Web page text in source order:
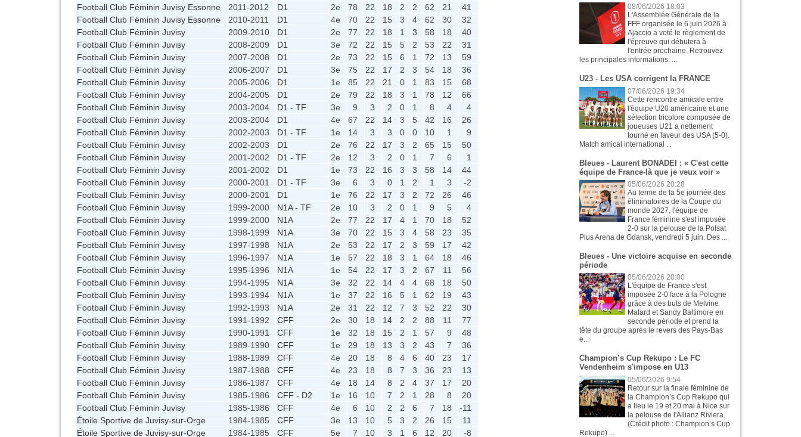
Football Club Féminin Juvisy Essonne
2011-2012 D1 2e 78 22 18 2 2 62 21
41
Football Club Féminin Juvisy Essonne
2010-2011 D1 4e 70 22 15 3 4 62 30
32
Football Club Féminin Juvisy
2009-2010 D1 2e 77 22 18 1 3 58 18
40
Football Club Féminin Juvisy
2008-2009 D1 3e 72 22 15 5 2 53 22
31
Football Club Féminin Juvisy
2007-2008 D1 2e 73 22 15 6 1 72 13
59
Football Club Féminin Juvisy
2006-2007 D1 3e 75 22 17 2 3 54 18
36
Football Club Féminin Juvisy
2005-2006 D1 1e 85 22 21 0 1 83 15
68
Football Club Féminin Juvisy
2004-2005 D1 2e 79 22 18 3 1 78 12
66
Football Club Féminin Juvisy
2003-2004 D1 - TF 3e 9 3 2 0 1 8 4
4
Football Club Féminin Juvisy
2003-2004 D1 4e 67 22 14 3 5 42 16
26
Football Club Féminin Juvisy
2002-2003 D1 - TF 1e 14 3 3 0 0 10 1
9
Football Club Féminin Juvisy
2002-2003 D1 2e 76 22 17 3 2 65 15
50
Football Club Féminin Juvisy
2001-2002 D1 - TF 2e 12 3 2 0 1 7 6
1
Football Club Féminin Juvisy
2001-2002 D1 1e 73 22 16 3 3 58 14
44
Football Club Féminin Juvisy
2000-2001 D1 - TF 3e 6 3 0 1 2 1 3
-2
Football Club Féminin Juvisy
2000-2001 D1 1e 76 22 17 3 2 72 26
46
Football Club Féminin Juvisy
1999-2000 N1A - TF 2e 10 3 2 0 1 9 5
4
Football Club Féminin Juvisy
1999-2000 N1A 2e 77 22 17 4 1 70 18
52
Football Club Féminin Juvisy
1998-1999 N1A 3e 70 22 15 3 4 58 23
35
Football Club Féminin Juvisy
1997-1998 N1A 2e 53 22 17 2 3 59 17
42
Football Club Féminin Juvisy
1996-1997 N1A 1e 57 22 18 3 1 64 18
46
Football Club Féminin Juvisy
1995-1996 N1A 1e 54 22 17 3 2 67 11
56
Football Club Féminin Juvisy
1994-1995 N1A 3e 32 22 14 4 4 68 18
50
Football Club Féminin Juvisy
1993-1994 N1A 1e 37 22 16 5 1 62 19
43
Football Club Féminin Juvisy
1992-1993 N1A 2e 31 22 12 7 3 52 22
30
Football Club Féminin Juvisy
1991-1992 CFF 2e 30 18 14 2 2 88 11
77
Football Club Féminin Juvisy
1990-1991 CFF 1e 32 18 15 2 1 57 9
48
Football Club Féminin Juvisy
1989-1990 CFF 1e 29 18 13 3 2 43 7
36
Football Club Féminin Juvisy
1988-1989 CFF 4e 20 18 8 4 6 40 23
17
Football Club Féminin Juvisy
1987-1988 CFF 4e 23 18 8 7 3 36 23
13
Football Club Féminin Juvisy
1986-1987 CFF 4e 18 14 8 2 4 37 17
20
Football Club Féminin Juvisy
1985-1986 CFF - D2 1e 16 10 7 2 1 28 8
20
Football Club Féminin Juvisy
1985-1986 CFF 4e 6 10 2 2 6 7 18
-11
Étoile Sportive de Juvisy-sur-Orge
1984-1985 CFF 3e 13 10 5 3 2 26 15
11
Étoile Sportive de Juvisy-sur-Orge
1984-1985 CFF 5e 7 10 3 1 6 12 20 -8
08/06/2026 18:03
L'Assemblée Générale de la
FFF organisée le 6 juin 2026 à
Ajaccio a voté le règlement de
l'épreuve qui débutera à
l'entrée prochaine. Retrouvez
les principales informations. ...
U23 - Les USA corrigent la FRANCE
07/06/2026 19:34
Cette rencontre amicale entre
l'équipe U20 américaine et une
sélection tricolore composée de
joueuses U21 a nettement
tourné en faveur des USA (5-0).
Match amical international ...
Bleues - Laurent BONADEI : « C'est cette
équipe de France-là que je veux voir »
05/06/2026 20:28
Au terme de la 5e journée des
éliminatoires de la Coupe du
monde 2027, l'équipe de
France féminine s'est imposée
2-0 sur la pelouse de la Polsat
Plus Arena de Gdansk, vendredi 5 juin. Des ...
Bleues - Une victoire acquise en seconde
période
05/06/2026 20:00
L'équipe de France s'est
imposée 2-0 face à la Pologne
grâce à des buts de Melvine
Malard et Sandy Baltimore en
seconde période et prend la
tête du groupe après le revers des Pays-Bas
e...
Champion’s Cup Rekupo : Le FC
Vendenheim s'impose en U13
05/06/2026 9:54
Retour sur la finale féminine de
la Champion’s Cup Rekupo qui
a lieu le 19 et 20 mai à Nice sur
la pelouse de l'Allianz Riviera.
(Crédit photo : Champion’s Cup
Rekupo) ...